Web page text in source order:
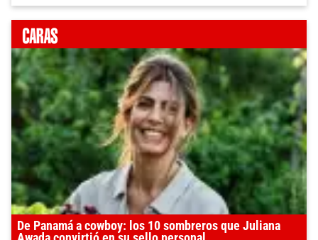
De Panamá a cowboy: los 10 sombreros que Juliana